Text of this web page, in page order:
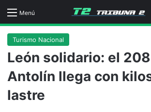
Menú
Turismo Nacional
León solidario: el
Antolín llega con
lastre